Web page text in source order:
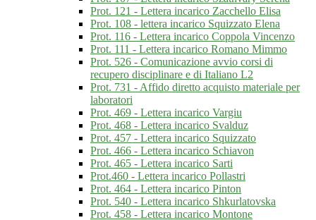
Prot. 121 - Lettera incarico Zacchello Elisa
Prot. 108 - lettera incarico Squizzato Elena
Prot. 116 - Lettera incarico Coppola Vincenzo
Prot. 111 - Lettera incarico Romano Mimmo
Prot. 526 - Comunicazione avvio corsi di
recupero disciplinare e di Italiano L2
Prot. 731 - Affido diretto acquisto materiale per
laboratori
Prot. 469 - Lettera incarico Vargiu
Prot. 468 - Lettera incarico Svalduz
Prot. 457 - Lettera incarico Squizzato
Prot. 466 - Lettera incarico Schiavon
Prot. 465 - Lettera incarico Sarti
Prot.460 - Lettera incarico Pollastri
Prot. 464 - Lettera incarico Pinton
Prot. 540 - Lettera incarico Shkurlatovska
Prot. 458 - Lettera incarico Montone